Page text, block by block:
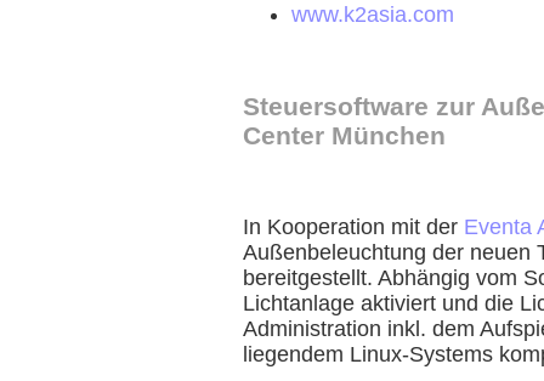
www.k2asia.com
Steuersoftware zur
Center München
In Kooperation mit der Eventa
Außenbeleuchtung der neuen
bereitgestellt. Abhängig vom
Lichtanlage aktiviert und die
Administration inkl. dem
liegendem Linux-Systems